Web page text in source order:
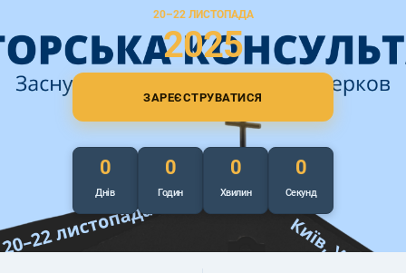
20–22 ЛИСТОПАДА
2025
ЗАРЕЄСТРУВАТИСЯ
0
Днів
0
Годин
0
Хвилин
0
Секунд